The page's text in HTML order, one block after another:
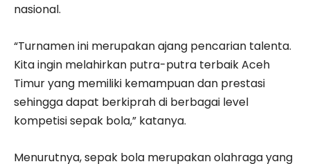
nasional.
“Turnamen ini merupakan ajang pencarian talenta.
Kita ingin melahirkan putra-putra terbaik Aceh
Timur yang memiliki kemampuan dan prestasi
sehingga dapat berkiprah di berbagai level
kompetisi sepak bola,” katanya.
Menurutnya, sepak bola merupakan olahraga yang